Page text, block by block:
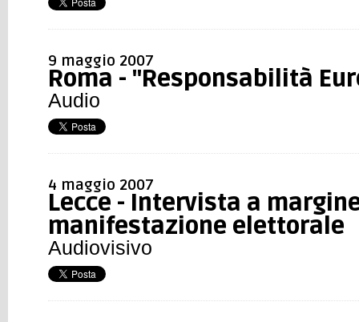
9 maggio 2007
Roma - "Responsabilità
Audio
4 maggio 2007
Lecce - Intervista a
manifestazione elettorale
Audiovisivo